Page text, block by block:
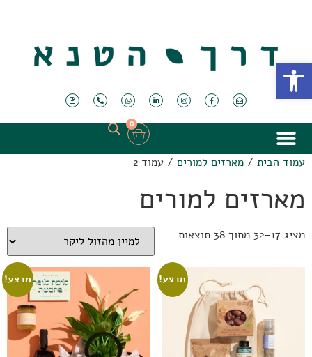
פתח סרגל נגישות
0
עמוד הבית / מארזים למורים / עמוד 2
מארזים למורים
מציג 17–32 מתוך 38 תוצאות
מבצע! מבצע!